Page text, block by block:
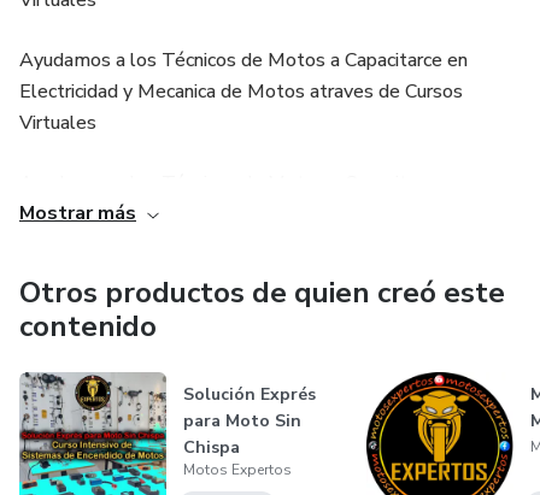
Ayudamos a los Técnicos de Motos a Capacitarce en
Electricidad y Mecanica de Motos atraves de Cursos
Virtuales
Electricidad y Mecanica de Motos atraves de Cursos
Ayudamos a los Técnicos de Motos a Capacitarce en
Electricidad y Mecanica de Motos atraves de Cursos
Virtuales
Mostrar más
Otros productos de quien creó este
contenido
Solución Exprés
para Moto Sin
Chispa
Motos Expertos